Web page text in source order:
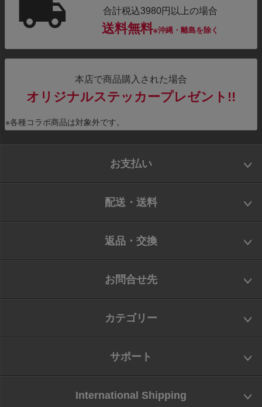
合計税込3980円以上の場合
送料無料※沖縄・離島を除く
本店で商品購入された場合
オリジナルステッカープレゼント!!
※各種コラボ商品は対象外です。
お支払い
配送・送料
返品・交換
お問合せ先
カテゴリー
サポート
International Shipping